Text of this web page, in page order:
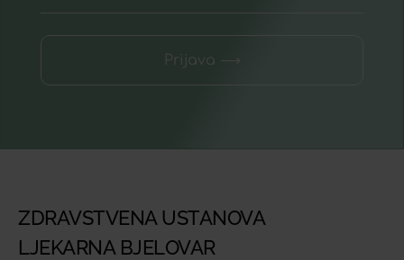
Prijava ⟶
ZDRAVSTVENA USTANOVA
LJEKARNA BJELOVAR